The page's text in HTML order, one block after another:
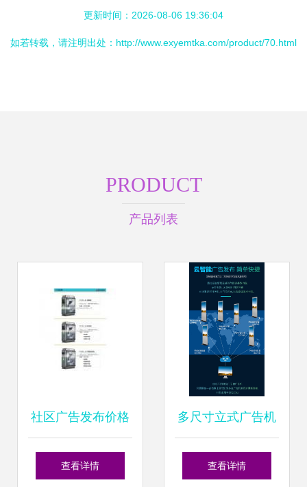
更新时间：2026-08-06 19:36:04
如若转载，请注明出处：http://www.exyemtka.com/product/70.html
PRODUCT
产品列表
社区广告发布价格
与批发报价 如何找
查看详情
多尺寸立式广告机
横屏网络版 单机分
查看详情